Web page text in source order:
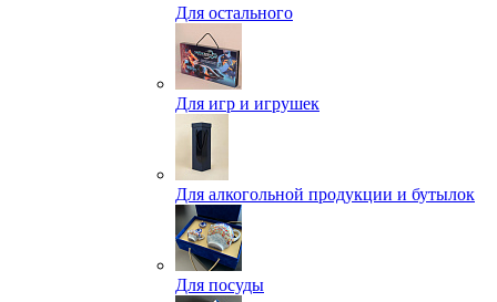
Для остального
Для игр и игрушек
Для алкогольной продукции и бутылок
Для посуды